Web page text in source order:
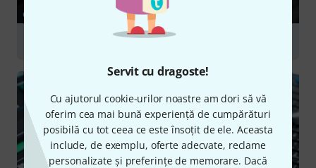
Servit cu dragoste!
Cu ajutorul cookie-urilor noastre am dori să vă
oferim cea mai bună experiență de cumpărături
posibilă cu tot ceea ce este însoțit de ele. Aceasta
include, de exemplu, oferte adecvate, reclame
personalizate și preferințe de memorare. Dacă
GHID